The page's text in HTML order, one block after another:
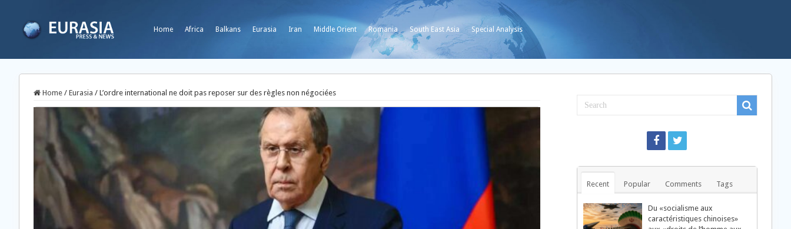
Home Africa Balkans Eurasia Iran Middle Orient Romania South East Asia Special Analysis
Home / Eurasia / L’ordre international ne doit pas reposer sur des règles non négociées
Recent Popular Comments Tags
Du «socialisme aux
caractéristiques chinoises»